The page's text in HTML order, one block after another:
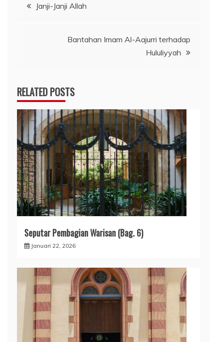
Janji-Janji Allah
Bantahan Imam Al-Aajurri terhadap
Hululiyyah
RELATED POSTS
Seputar Pembagian Warisan (Bag. 6)
Januari 22, 2026